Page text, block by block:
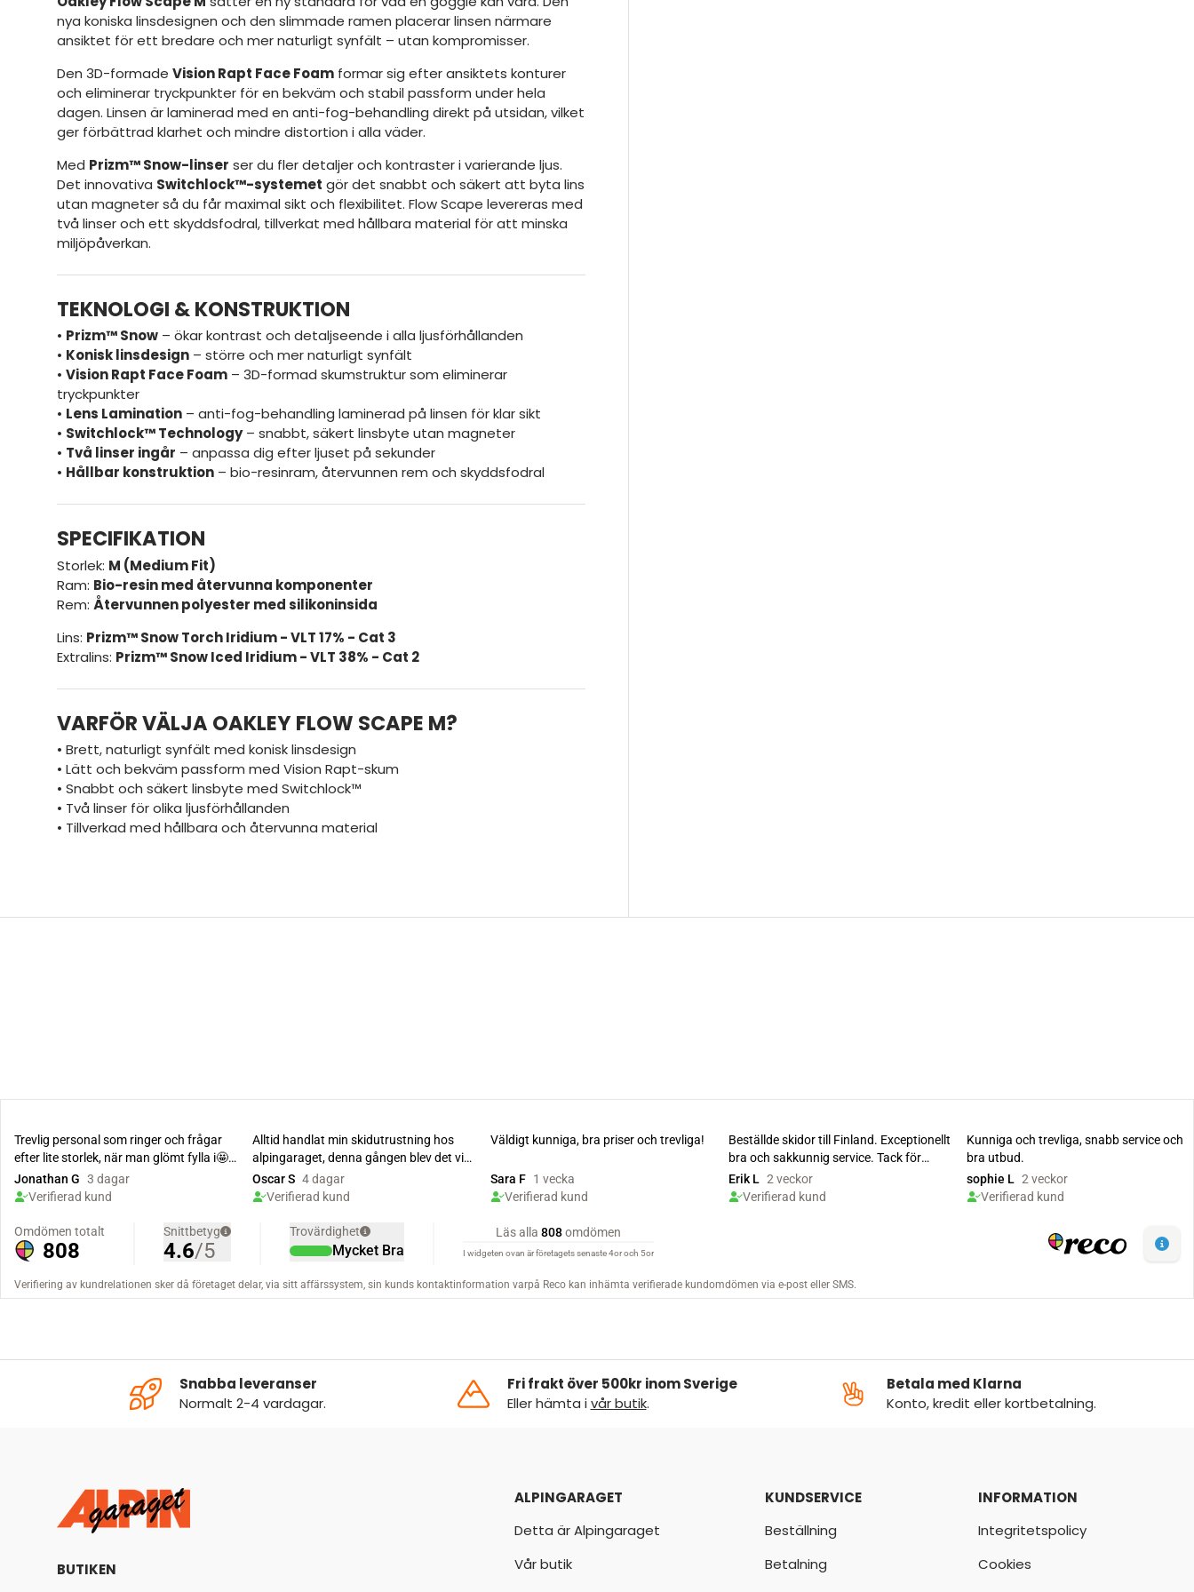
nya koniska linsdesignen och den slimmade ramen placerar linsen närmare
ansiktet för ett bredare och mer naturligt synfält – utan kompromisser.
Den 3D-formade Vision Rapt Face Foam formar sig efter ansiktets konturer
och eliminerar tryckpunkter för en bekväm och stabil passform under hela
dagen. Linsen är laminerad med en anti-fog-behandling direkt på utsidan, vilket
ger förbättrad klarhet och mindre distortion i alla väder.
Med Prizm™ Snow-linser ser du fler detaljer och kontraster i varierande ljus.
Det innovativa Switchlock™-systemet gör det snabbt och säkert att byta lins
utan magneter så du får maximal sikt och flexibilitet. Flow Scape levereras med
två linser och ett skyddsfodral, tillverkat med hållbara material för att minska
miljöpåverkan.
TEKNOLOGI & KONSTRUKTION
• Prizm™ Snow – ökar kontrast och detaljseende i alla ljusförhållanden
• Konisk linsdesign – större och mer naturligt synfält
• Vision Rapt Face Foam – 3D-formad skumstruktur som eliminerar
tryckpunkter
• Lens Lamination – anti-fog-behandling laminerad på linsen för klar sikt
• Switchlock™ Technology– snabbt, säkert linsbyte utan magneter
• Två linser ingår – anpassa dig efter ljuset på sekunder
• Hållbar konstruktion – bio-resinram, återvunnen rem och skyddsfodral
SPECIFIKATION
Storlek: M (Medium Fit)
Ram: Bio-resin med återvunna komponenter
Rem: Återvunnen polyester med silikoninsida
Lins: Prizm™ SnowTorch Iridium - VLT 17% - Cat 3
Extralins: Prizm™ SnowIced Iridium - VLT 38% - Cat 2
VARFÖR VÄLJA OAKLEY FLOW SCAPE M?
• Brett, naturligt synfält med konisk linsdesign
• Lätt och bekväm passform med Vision Rapt-skum
• Snabbt och säkert linsbyte med Switchlock™
• Två linser för olika ljusförhållanden
• Tillverkad med hållbara och återvunna material
Snabba leveranser
Normalt 2-4 vardagar.
Fri frakt över 500kr inom Sverige
Eller hämta ivår butik.
Betala med Klarna
Konto, kredit eller kortbetalning.
BUTIKEN
ALPINGARAGET
Detta är Alpingaraget
Vår butik
KUNDSERVICE
Beställning
Betalning
INFORMATION
Integritetspolicy
Cookies